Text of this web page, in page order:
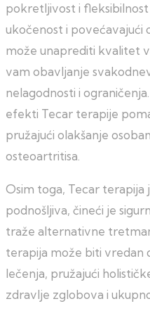
pokretljivost i
ukočenost i povećavajući
može unaprediti kvalitet
vam obavljanje
nelagodnosti i
efekti Tecar terapije
pružajući olakšanje
osteoartritisa.
Osim toga, Tecar terapija
podnošljiva, čineći je
traže alternativne
terapija može biti vredan
lečenja, pružajući
zdravlje zglobova i